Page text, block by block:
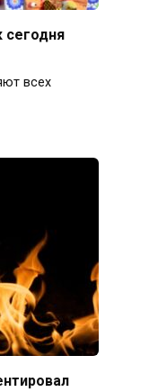
сегодня
всех